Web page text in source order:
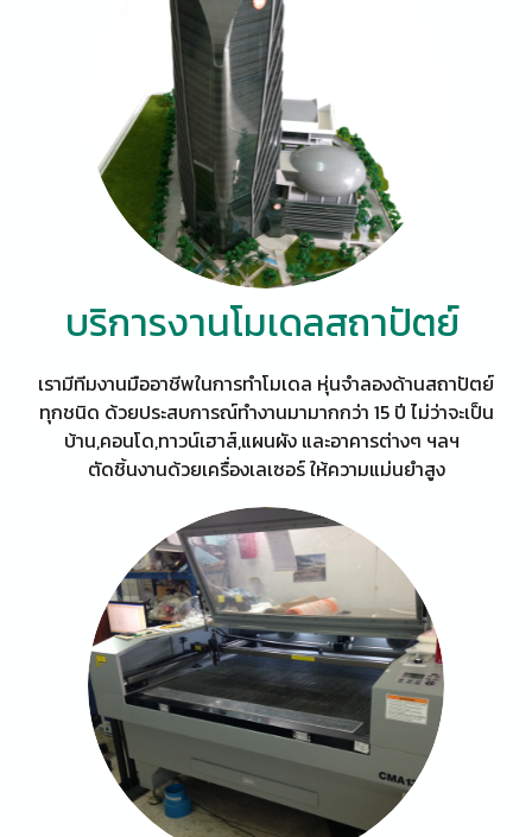
บริการงานโมเดลสถาปัตย์
เรามีทีมงานมืออาชีพในการทำโมเดล หุ่นจำลองด้านสถาปัตย์
ทุกชนิด ด้วยประสบการณ์ทำงานมามากกว่า 15 ปี ไม่ว่าจะเป็น
บ้าน,คอนโด,ทาวน์เฮาส์,แผนผัง และอาคารต่างๆ ฯลฯ
ตัดชิ้นงานด้วยเครื่องเลเซอร์ ให้ความแม่นยำสูง